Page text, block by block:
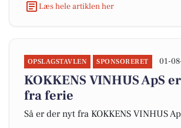
Læs hele artiklen her
OPSLAGSTAVLEN SPONSORERET 01-
KOKKENS VINHUS ApS
fra ferie
Så er der nyt fra KOKKENS VINHUS